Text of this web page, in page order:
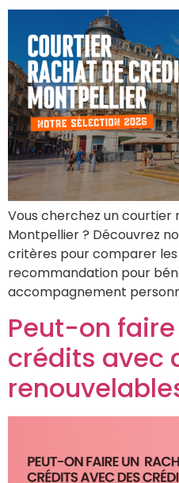
Vous cherchez un
Montpellier ? Découvrez
critères pour comparer
recommandation pour
accompagnement
Peut-on
crédits avec